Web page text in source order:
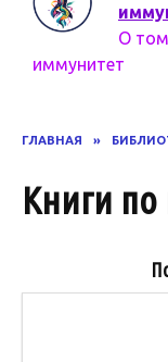
О
иммунитет
ГЛАВНАЯ »
Книги по